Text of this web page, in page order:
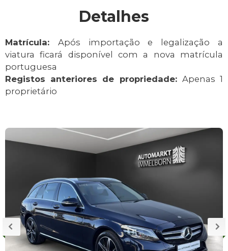
Detalhes
Matrícula: Após importação e legalização a
viatura ficará disponível com a nova matrícula
portuguesa
Registos anteriores de propriedade: Apenas 1
proprietário